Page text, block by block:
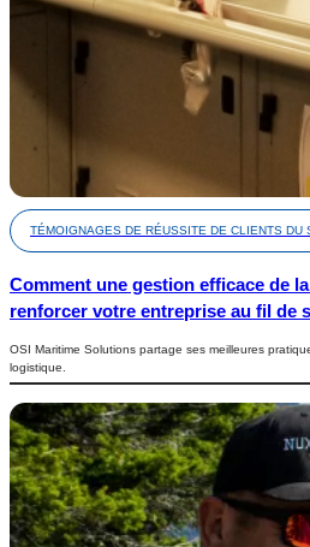
TÉMOIGNAGES DE RÉUSSITE DE CLIENTS DU
Comment une gestion efficace de
renforcer votre entreprise au fil de
OSI Maritime Solutions partage ses meilleures
logistique.